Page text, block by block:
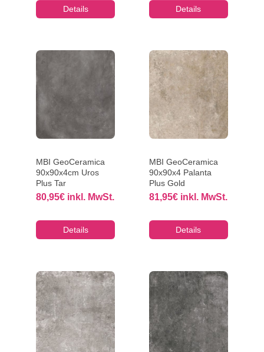
Details Details
MBI GeoCeramica
90x90x4cm Uros
Plus Tar
80,95€ inkl. MwSt.
Details
MBI GeoCeramica
90x90x4 Palanta
Plus Gold
81,95€ inkl. MwSt.
Details